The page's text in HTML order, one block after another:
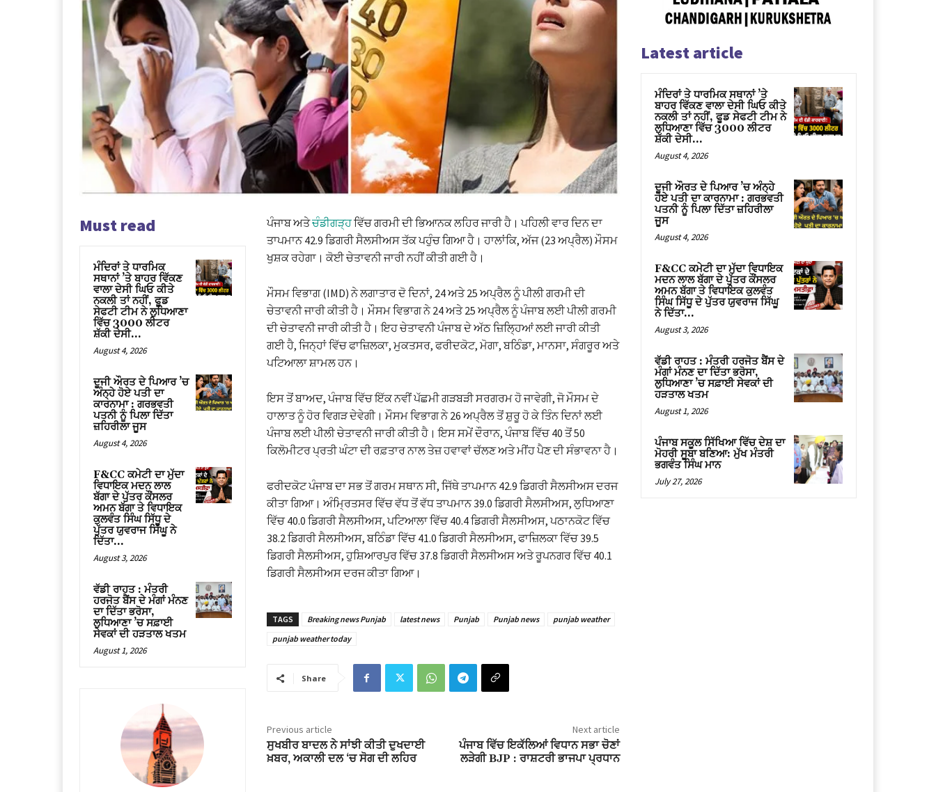
Must read
ਮੰਦਿਰਾਂ ਤੇ ਧਾਰਮਿਕ
ਸਥਾਨਾਂ ’ਤੇ ਬਾਹਰ ਵਿੱਕਣ
ਵਾਲਾ ਦੇਸੀ ਘਿਓ ਕੀਤੇ
ਨਕਲੀ ਤਾਂ ਨਹੀਂ, ਫੂਡ
ਸੇਫਟੀ ਟੀਮ ਨੇ ਲੁਧਿਆਣਾ
ਵਿੱਚ 3000 ਲੀਟਰ
ਸ਼ੱਕੀ ਦੇਸੀ...
August 4, 2026
ਦੂਜੀ ਔਰਤ ਦੇ ਪਿਆਰ ’ਚ
ਅੰਨ੍ਹੇ ਹੋਏ ਪਤੀ ਦਾ
ਕਾਰਨਾਮਾ : ਗਰਭਵਤੀ
ਪਤਨੀ ਨੂੰ ਪਿਲਾ ਦਿੱਤਾ
ਜ਼ਹਿਰੀਲਾ ਜੂਸ
August 4, 2026
F&CC ਕਮੇਟੀ ਦਾ ਮੁੱਦਾ
ਵਿਧਾਇਕ ਮਦਨ ਲਾਲ
ਬੱਗਾ ਦੇ ਪੁੱਤਰ ਕੌਂਸਲਰ
ਅਮਨ ਬੱਗਾ ਤੇ ਵਿਧਾਇਕ
ਕੁਲਵੰਤ ਸਿੰਘ ਸਿੱਧੂ ਦੇ
ਪੁੱਤਰ ਯੁਵਰਾਜ ਸਿੱਘੂ ਨੇ
ਦਿੱਤਾ...
August 3, 2026
ਵੱਡੀ ਰਾਹਤ : ਮੰਤਰੀ
ਹਰਜੋਤ ਬੈਂਸ ਦੇ ਮੰਗਾਂ ਮੰਨਣ
ਦਾ ਦਿੱਤਾ ਭਰੋਸਾ,
ਲੁਧਿਆਣਾ ’ਚ ਸਫ਼ਾਈ
ਸੇਵਕਾਂ ਦੀ ਹੜਤਾਲ ਖਤਮ
August 1, 2026
ਪੰਜਾਬ ਅਤੇਚੰਡੀਗੜ੍ਹਵਿੱਚ ਗਰਮੀ ਦੀ ਭਿਆਨਕ ਲਹਿਰ ਜਾਰੀ ਹੈ। ਪਹਿਲੀ ਵਾਰ ਦਿਨ ਦਾ
ਤਾਪਮਾਨ 42.9 ਡਿਗਰੀ ਸੈਲਸੀਅਸ ਤੱਕ ਪਹੁੰਚ ਗਿਆ ਹੈ। ਹਾਲਾਂਕਿ, ਅੱਜ (23 ਅਪ੍ਰੈਲ) ਮੌਸਮ
ਖੁਸ਼ਕ ਰਹੇਗਾ। ਕੋਈ ਚੇਤਾਵਨੀ ਜਾਰੀ ਨਹੀਂ ਕੀਤੀ ਗਈ ਹੈ।
ਮੌਸਮ ਵਿਭਾਗ (IMD) ਨੇ ਲਗਾਤਾਰ ਦੋ ਦਿਨਾਂ, 24 ਅਤੇ 25 ਅਪ੍ਰੈਲ ਨੂੰ ਪੀਲੀ ਗਰਮੀ ਦੀ
ਚੇਤਾਵਨੀ ਜਾਰੀ ਕੀਤੀ ਹੈ। ਮੌਸਮ ਵਿਭਾਗ ਨੇ 24 ਅਤੇ 25 ਅਪ੍ਰੈਲ ਨੂੰ ਪੰਜਾਬ ਲਈ ਪੀਲੀ ਗਰਮੀ
ਦੀ ਚੇਤਾਵਨੀ ਜਾਰੀ ਕੀਤੀ ਹੈ। ਇਹ ਚੇਤਾਵਨੀ ਪੰਜਾਬ ਦੇ ਅੱਠ ਜ਼ਿਲ੍ਹਿਆਂ ਲਈ ਜਾਰੀ ਕੀਤੀ
ਗਈ ਹੈ, ਜਿਨ੍ਹਾਂ ਵਿੱਚ ਫਾਜ਼ਿਲਕਾ, ਮੁਕਤਸਰ, ਫਰੀਦਕੋਟ, ਮੋਗਾ, ਬਠਿੰਡਾ, ਮਾਨਸਾ, ਸੰਗਰੂਰ ਅਤੇ
ਪਟਿਆਲਾ ਸ਼ਾਮਲ ਹਨ।
ਇਸ ਤੋਂ ਬਾਅਦ, ਪੰਜਾਬ ਵਿੱਚ ਇੱਕ ਨਵੀਂ ਪੱਛਮੀ ਗੜਬੜੀ ਸਰਗਰਮ ਹੋ ਜਾਵੇਗੀ, ਜੋ ਮੌਸਮ ਦੇ
ਹਾਲਾਤ ਨੂੰ ਹੋਰ ਵਿਗੜ ਦੇਵੇਗੀ। ਮੌਸਮ ਵਿਭਾਗ ਨੇ 26 ਅਪ੍ਰੈਲ ਤੋਂ ਸ਼ੁਰੂ ਹੋ ਕੇ ਤਿੰਨ ਦਿਨਾਂ ਲਈ
ਪੰਜਾਬ ਲਈ ਪੀਲੀ ਚੇਤਾਵਨੀ ਜਾਰੀ ਕੀਤੀ ਹੈ। ਇਸ ਸਮੇਂ ਦੌਰਾਨ, ਪੰਜਾਬ ਵਿੱਚ 40 ਤੋਂ 50
ਕਿਲੋਮੀਟਰ ਪ੍ਰਤੀ ਘੰਟਾ ਦੀ ਰਫ਼ਤਾਰ ਨਾਲ ਤੇਜ਼ ਹਵਾਵਾਂ ਚੱਲਣ ਅਤੇ ਮੀਂਹ ਪੈਣ ਦੀ ਸੰਭਾਵਨਾ ਹੈ।
ਫਰੀਦਕੋਟ ਪੰਜਾਬ ਦਾ ਸਭ ਤੋਂ ਗਰਮ ਸਥਾਨ ਸੀ, ਜਿੱਥੇ ਤਾਪਮਾਨ 42.9 ਡਿਗਰੀ ਸੈਲਸੀਅਸ ਦਰਜ
ਕੀਤਾ ਗਿਆ। ਅੰਮ੍ਰਿਤਸਰ ਵਿੱਚ ਵੱਧ ਤੋਂ ਵੱਧ ਤਾਪਮਾਨ 39.0 ਡਿਗਰੀ ਸੈਲਸੀਅਸ, ਲੁਧਿਆਣਾ
ਵਿੱਚ 40.0 ਡਿਗਰੀ ਸੈਲਸੀਅਸ, ਪਟਿਆਲਾ ਵਿੱਚ 40.4 ਡਿਗਰੀ ਸੈਲਸੀਅਸ, ਪਠਾਨਕੋਟ ਵਿੱਚ
38.2 ਡਿਗਰੀ ਸੈਲਸੀਅਸ, ਬਠਿੰਡਾ ਵਿੱਚ 41.0 ਡਿਗਰੀ ਸੈਲਸੀਅਸ, ਫਾਜ਼ਿਲਕਾ ਵਿੱਚ 39.5
ਡਿਗਰੀ ਸੈਲਸੀਅਸ, ਹੁਸ਼ਿਆਰਪੁਰ ਵਿੱਚ 37.8 ਡਿਗਰੀ ਸੈਲਸੀਅਸ ਅਤੇ ਰੂਪਨਗਰ ਵਿੱਚ 40.1
ਡਿਗਰੀ ਸੈਲਸੀਅਸ ਦਰਜ ਕੀਤਾ ਗਿਆ।
TAGS Breaking news Punjab latest news Punjab Punjab news
punjab weather
punjab weather today
Share
Previous article
ਸੁਖਬੀਰ ਬਾਦਲ ਨੇ ਸਾਂਝੀ ਕੀਤੀ ਦੁਖਦਾਈ
ਖ਼ਬਰ, ਅਕਾਲੀ ਦਲ ‘ਚ ਸੋਗ ਦੀ ਲਹਿਰ
Next article
ਪੰਜਾਬ ਵਿੱਚ ਇਕੱਲਿਆਂ ਵਿਧਾਨ ਸਭਾ ਚੋਣਾਂ
ਲੜੇਗੀ BJP : ਰਾਸ਼ਟਰੀ ਭਾਜਪਾ ਪ੍ਰਧਾਨ
Latest article
ਮੰਦਿਰਾਂ ਤੇ ਧਾਰਮਿਕ ਸਥਾਨਾਂ ’ਤੇ
ਬਾਹਰ ਵਿੱਕਣ ਵਾਲਾ ਦੇਸੀ ਘਿਓ ਕੀਤੇ
ਨਕਲੀ ਤਾਂ ਨਹੀਂ, ਫੂਡ ਸੇਫਟੀ ਟੀਮ ਨੇ
ਲੁਧਿਆਣਾ ਵਿੱਚ 3000 ਲੀਟਰ
ਸ਼ੱਕੀ ਦੇਸੀ...
August 4, 2026
ਦੂਜੀ ਔਰਤ ਦੇ ਪਿਆਰ ’ਚ ਅੰਨ੍ਹੇ
ਹੋਏ ਪਤੀ ਦਾ ਕਾਰਨਾਮਾ : ਗਰਭਵਤੀ
ਪਤਨੀ ਨੂੰ ਪਿਲਾ ਦਿੱਤਾ ਜ਼ਹਿਰੀਲਾ
ਜੂਸ
August 4, 2026
F&CC ਕਮੇਟੀ ਦਾ ਮੁੱਦਾ ਵਿਧਾਇਕ
ਮਦਨ ਲਾਲ ਬੱਗਾ ਦੇ ਪੁੱਤਰ ਕੌਂਸਲਰ
ਅਮਨ ਬੱਗਾ ਤੇ ਵਿਧਾਇਕ ਕੁਲਵੰਤ
ਸਿੰਘ ਸਿੱਧੂ ਦੇ ਪੁੱਤਰ ਯੁਵਰਾਜ ਸਿੱਘੂ
ਨੇ ਦਿੱਤਾ...
August 3, 2026
ਵੱਡੀ ਰਾਹਤ : ਮੰਤਰੀ ਹਰਜੋਤ ਬੈਂਸ ਦੇ
ਮੰਗਾਂ ਮੰਨਣ ਦਾ ਦਿੱਤਾ ਭਰੋਸਾ,
ਲੁਧਿਆਣਾ ’ਚ ਸਫ਼ਾਈ ਸੇਵਕਾਂ ਦੀ
ਹੜਤਾਲ ਖਤਮ
August 1, 2026
ਪੰਜਾਬ ਸਕੂਲ ਸਿੱਖਿਆ ਵਿੱਚ ਦੇਸ਼ ਦਾ
ਮੋਹਰੀ ਸੂਬਾ ਬਣਿਆ: ਮੁੱਖ ਮੰਤਰੀ
ਭਗਵੰਤ ਸਿੰਘ ਮਾਨ
July 27, 2026